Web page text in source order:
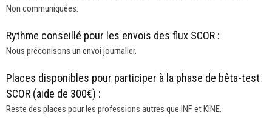
Non communiquées.
Rythme conseillé pour les envois des flux SCOR :
Nous préconisons un envoi journalier.
Places disponibles pour participer à la phase de bêta-test
SCOR (aide de 300€) :
Reste des places pour les professions autres que INF et KINE.